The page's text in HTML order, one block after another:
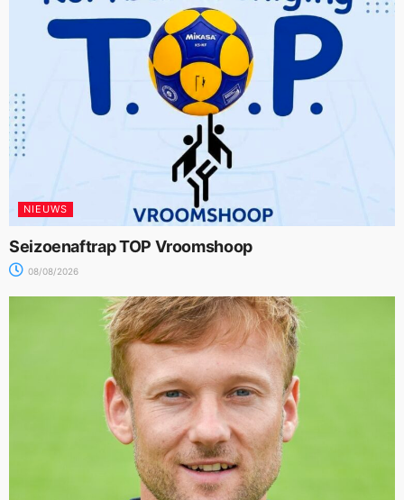
NIEUWS
Seizoenaftrap TOP Vroomshoop
08/08/2026